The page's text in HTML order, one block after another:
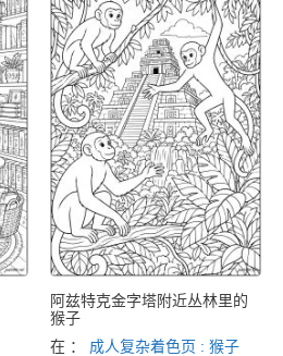
阿兹特克金字塔附近丛林里的
猴子
在 ： 成人复杂着色页 : 猴子